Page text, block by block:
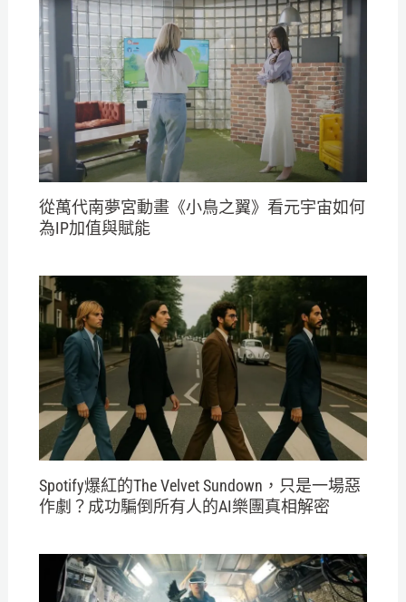
從萬代南夢宮動畫《小鳥之翼》看元宇宙如何
為IP加值與賦能
Spotify爆紅的The Velvet Sundown，只是一場惡
作劇？成功騙倒所有人的AI樂團真相解密